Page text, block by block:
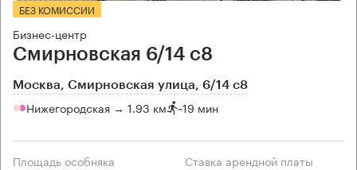
БЕЗ КОМИССИИ
Бизнес-центр
Смирновская 6/14 с8
Москва, Смирновская улица, 6/14 с8
Нижегородская → 1.93 км ~19 мин
Площадь особняка Ставка арендной платы